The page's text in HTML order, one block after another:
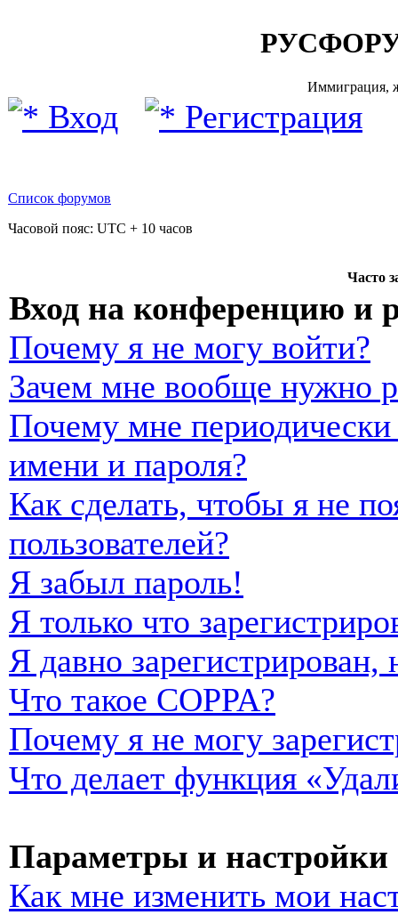
Иммиграция,
Вход Регистрация
Список форумов
Часовой пояс: UTC + 10 часов
Часто
Вход на конференцию и
Почему я не могу войти?
Зачем мне вообще нужно
Почему мне периодически
имени и пароля?
Как сделать, чтобы я не
пользователей?
Я забыл пароль!
Я только что
Я давно
Что такое COPPA?
Почему я не могу
Что делает функция
Параметры и настройки
Как мне изменить мои